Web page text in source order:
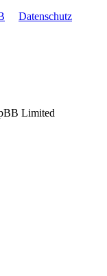
Datenschutz
Limited